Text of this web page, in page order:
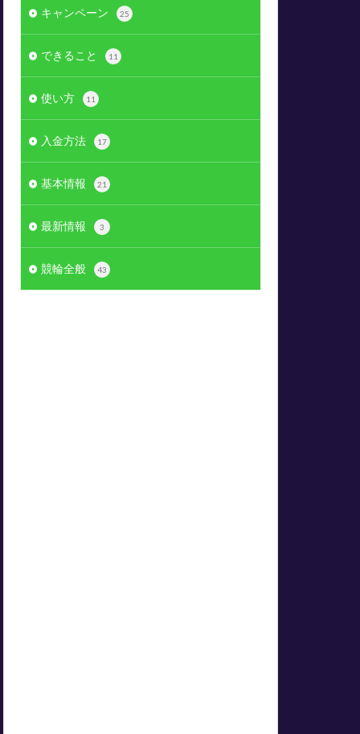
キャンペーン 25
できること 11
使い方 11
入金方法 17
基本情報 21
最新情報 3
競輪全般 43